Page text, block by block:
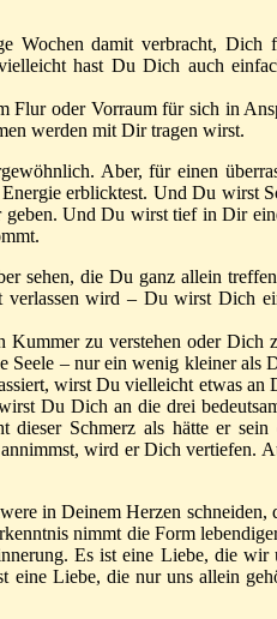
damit verbracht, Dich
hast Du Dich auch
Flur oder Vorraum für sich in
werden mit Dir tragen wirst.
Aber, für einen
erblicktest. Und Du wirst
Und Du wirst tief in Dir
sehen, die Du ganz allein
wird – Du wirst Dich
zu verstehen oder Dich
– nur ein wenig kleiner als
wirst Du vielleicht etwas an
Du Dich an die drei
dieser Schmerz als hätte er
wird er Dich vertiefen.
in Deinem Herzen
nimmt die Form
Es ist eine Liebe, die wir
Liebe, die nur uns allein